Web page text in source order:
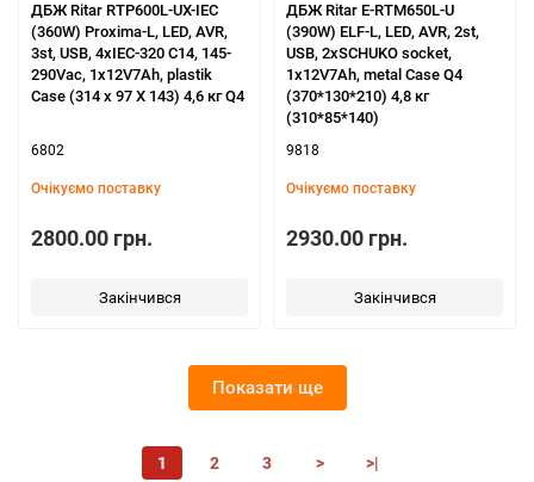
ДБЖ Ritar RTP600L-UX-IEC
(360W) Proxima-L, LED, AVR,
3st, USB, 4xIEC-320 C14, 145-
290Vac, 1x12V7Ah, plastik
Case (314 x 97 X 143) 4,6 кг Q4
6802
Очікуємо поставку
2800.00 грн.
Закінчився
ДБЖ Ritar E-RTM650L-U
(390W) ELF-L, LED, AVR, 2st,
USB, 2xSCHUKO socket,
1x12V7Ah, metal Case Q4
(370*130*210) 4,8 кг
(310*85*140)
9818
Очікуємо поставку
2930.00 грн.
Закінчився
Показати ще
1 2 3 > >|